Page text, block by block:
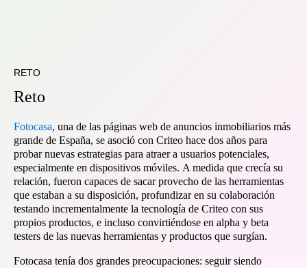
RETO
Reto
Fotocasa, una de las páginas web de anuncios inmobiliarios más
grande de España, se asoció con Criteo hace dos años para
probar nuevas estrategias para atraer a usuarios potenciales,
especialmente en dispositivos móviles. A medida que crecía su
relación, fueron capaces de sacar provecho de las herramientas
que estaban a su disposición, profundizar en su colaboración
testando incrementalmente la tecnología de Criteo con sus
propios productos, e incluso convirtiéndose en alpha y beta
testers de las nuevas herramientas y productos que surgían.
Fotocasa tenía dos grandes preocupaciones: seguir siendo